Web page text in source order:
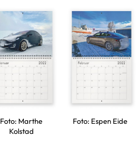
Foto: Marthe
Kolstad
Foto: Espen Eide